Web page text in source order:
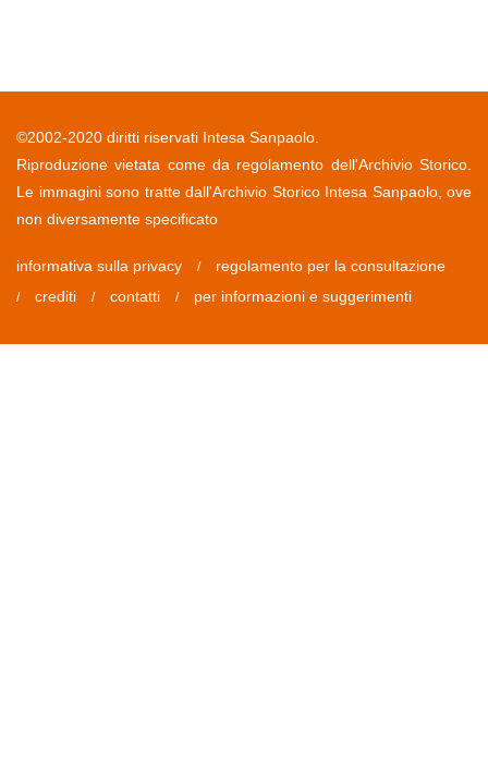
©2002-2020 diritti riservati Intesa Sanpaolo.
Riproduzione vietata come da regolamento dell'Archivio Storico.
Le immagini sono tratte dall'Archivio Storico Intesa Sanpaolo, ove
non diversamente specificato
informativa sulla privacy / regolamento per la consultazione
/ crediti / contatti / per informazioni e suggerimenti